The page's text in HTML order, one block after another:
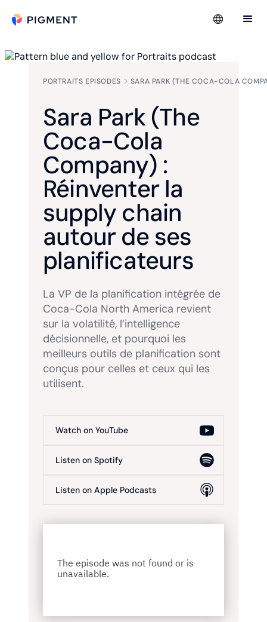
PORTRAITS EPISODES SARA PARK (THE COCA-COLA
Sara Park (The
Coca-Cola
Company) :
Réinventer la
supply chain
autour de ses
planificateurs
La VP de la planification intégrée de
Coca-Cola North America revient
sur la volatilité, l’intelligence
décisionnelle, et pourquoi les
meilleurs outils de planification sont
conçus pour celles et ceux qui les
utilisent.
Watch on YouTube
Listen on Spotify
Listen on Apple Podcasts